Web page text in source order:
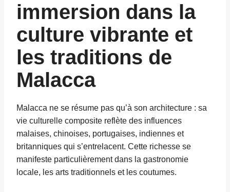
immersion dans la
culture vibrante et
les traditions de
Malacca
Malacca ne se résume pas qu’à son architecture : sa
vie culturelle composite reflète des influences
malaises, chinoises, portugaises, indiennes et
britanniques qui s’entrelacent. Cette richesse se
manifeste particulièrement dans la gastronomie
locale, les arts traditionnels et les coutumes.